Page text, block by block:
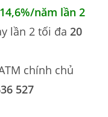
%/năm lần 2
lần 2 tối đa20
chính chủ
527